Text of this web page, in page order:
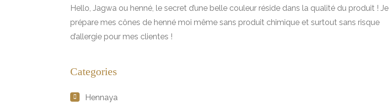
Hello, Jagwa ou henné, le secret d’une belle couleur réside dans la qualité du produit ! Je
prépare mes cônes de henné moi même sans produit chimique et surtout sans risque
d’allergie pour mes clientes !
Categories
Hennaya